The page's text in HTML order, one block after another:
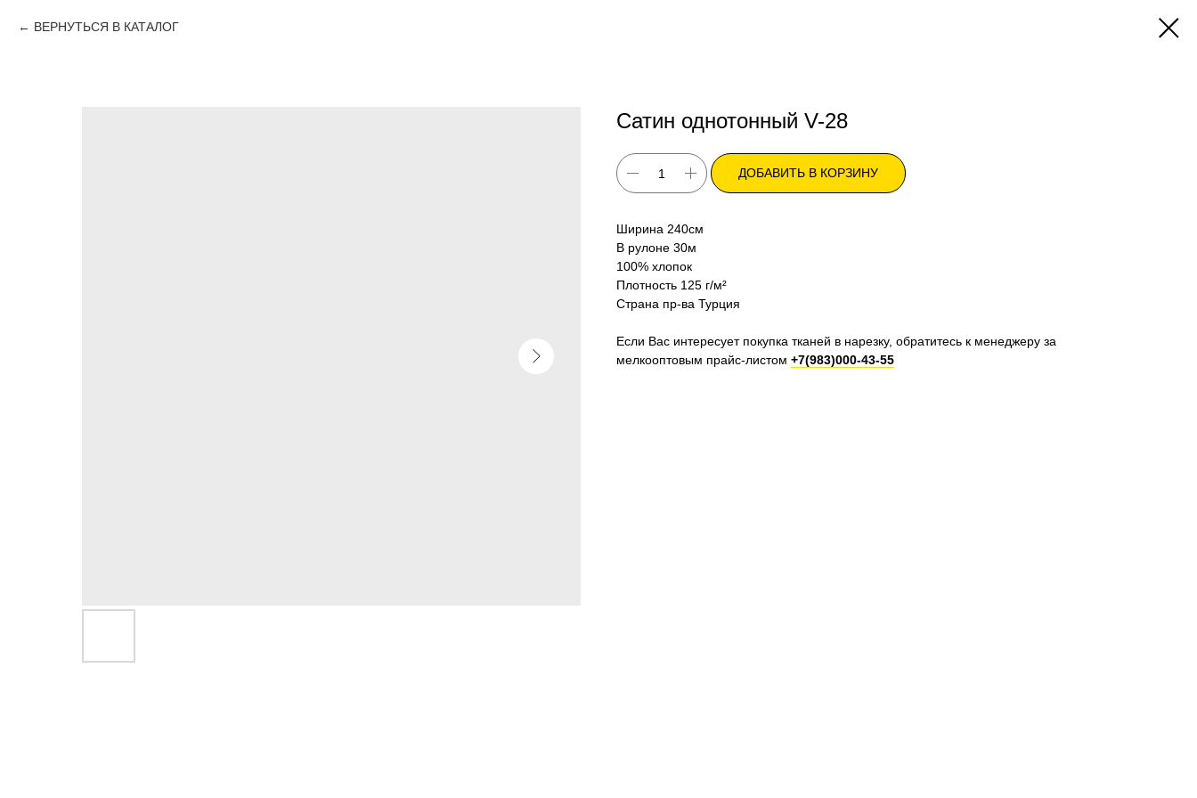
ВЕРНУТЬСЯ В КАТАЛОГ
Сатин однотонный V-28
ДОБАВИТЬ В КОРЗИНУ
Ширина 240см
В рулоне 30м
100% хлопок
Плотность 125 г/м²
Страна пр-ва Турция
Если Вас интересует покупка тканей в нарезку, обратитесь к менеджеру за
мелкооптовым прайс-листом +7(983)000-43-55